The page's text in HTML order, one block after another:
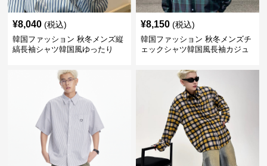
¥8,040 (税込)
韓国ファッション 秋冬メンズ縦
縞長袖シャツ韓国風ゆったり
¥8,150 (税込)
韓国ファッション 秋冬メンズチ
ェックシャツ韓国風長袖カジュ